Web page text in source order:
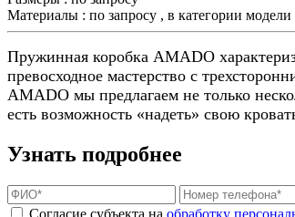
Материалы : по запросу , в категории модели
Пружинная коробка AMADO
превосходное мастерство с
AMADO мы предлагаем не только
есть возможность «надеть» свою
Узнать подробнее
Согласие субъекта на обработку